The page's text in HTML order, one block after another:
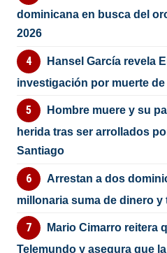
dominicana en busca del
2026
Hansel García revela
investigación por muerte
Hombre muere y su
herida tras ser arrollados
Santiago
Arrestan a dos
millonaria suma de dinero y
Mario Cimarro reitera
Telemundo y asegura que